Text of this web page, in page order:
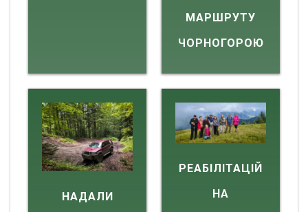
МАРШРУТУ
ЧОРНОГОРОЮ
НАДАЛИ
РЕАБІЛІТАЦІЙ
НА